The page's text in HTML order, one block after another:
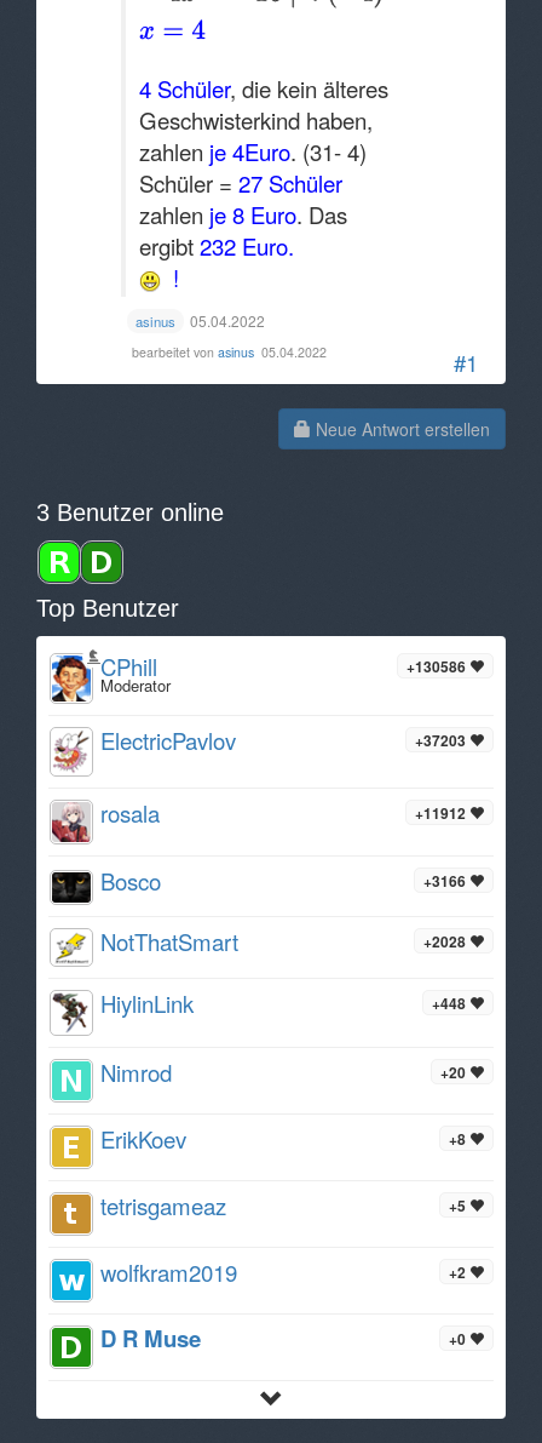
#1
4 Schüler, die kein älteres
Geschwisterkind haben,
zahlen je 4Euro. (31- 4)
Schüler = 27 Schüler
zahlen je 8 Euro. Das
ergibt232 Euro.
!
asinus 05.04.2022
bearbeitet von asinus 05.04.2022
Neue Antwort erstellen
3 Benutzer online
Top Benutzer
+130586
CPhill
Moderator
+37203
ElectricPavlov
+11912
rosala
+3166
Bosco
+2028
NotThatSmart
+448
HiylinLink
+20
Nimrod
+8
ErikKoev
+5
tetrisgameaz
+2
wolfkram2019
+0
D R Muse